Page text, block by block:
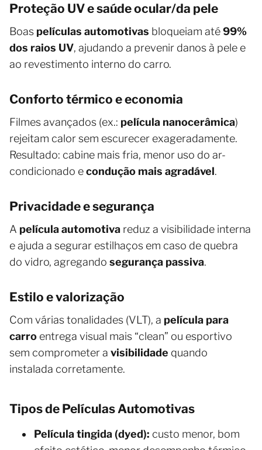
Proteção UV e saúde ocular/da pele
Boas películas automotivas bloqueiam até99%
dos raios UV, ajudando a prevenir danos à pele e
ao revestimento interno do carro.
Conforto térmico e economia
Filmes avançados (ex.: película nanocerâmica)
rejeitam calor sem escurecer exageradamente.
Resultado: cabine mais fria, menor uso do ar-
condicionado econdução mais agradável.
Privacidade e segurança
A película automotiva reduz a visibilidade interna
e ajuda a segurar estilhaços em caso de quebra
do vidro, agregando segurança passiva.
Estilo e valorização
Com várias tonalidades (VLT), a película para
carro entrega visual mais “clean” ou esportivo
sem comprometer a visibilidade quando
instalada corretamente.
Tipos de Películas Automotivas
Película tingida (dyed): custo menor, bom